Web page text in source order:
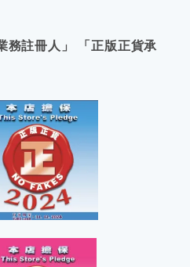
務註冊人」 「正版正貨承